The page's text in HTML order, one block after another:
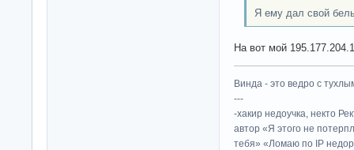
Я ему дал свой
На вот мой
Винда - это ведро с
---
-хакир недоучка, некто
автор «Я этого не
тебя» «Ломаю по IP